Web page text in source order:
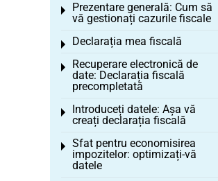
Prezentare generală: Cum să
vă gestionați cazurile fiscale
Toggle menu
Declarația mea fiscală
Toggle menu
Recuperare electronică de
date: Declarația fiscală
precompletată
Toggle menu
Introduceți datele: Așa vă
creați declarația fiscală
Toggle menu
Sfat pentru economisirea
impozitelor: optimizați-vă
datele
Toggle menu